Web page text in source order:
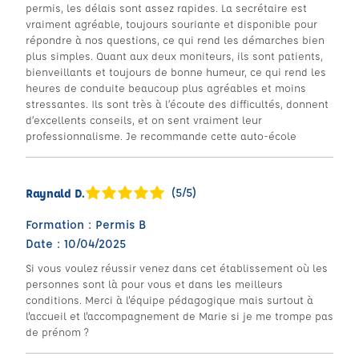
permis, les délais sont assez rapides. La secrétaire est
vraiment agréable, toujours souriante et disponible pour
répondre à nos questions, ce qui rend les démarches bien
plus simples. Quant aux deux moniteurs, ils sont patients,
bienveillants et toujours de bonne humeur, ce qui rend les
heures de conduite beaucoup plus agréables et moins
stressantes. Ils sont très à l’écoute des difficultés, donnent
d’excellents conseils, et on sent vraiment leur
professionnalisme. Je recommande cette auto-école
Raynald D. (5/5)
Formation : Permis B
Date : 10/04/2025
Si vous voulez réussir venez dans cet établissement où les
personnes sont là pour vous et dans les meilleurs
conditions. Merci à l'équipe pédagogique mais surtout à
l'accueil et l'accompagnement de Marie si je me trompe pas
de prénom ?